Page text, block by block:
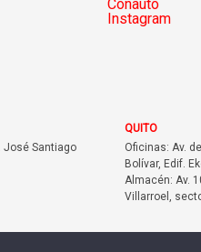
José Santiago
QUITO
Oficinas: Av.
Bolívar, Edif.
Almacén: Av.
Villarroel,